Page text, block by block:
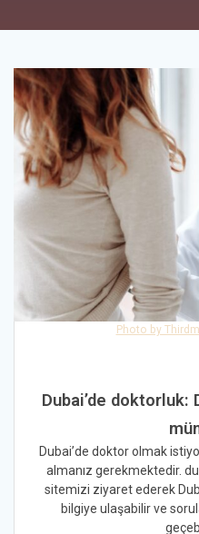
Photo by
Dubai’de doktorluk:
Dubai’de doktor olmak
almanız gerekmektedir.
sitemizi ziyaret ederek
bilgiye ulaşabilir ve